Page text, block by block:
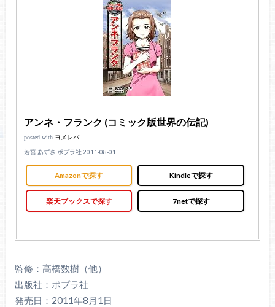
アンネ・フランク (コミック版世界の伝記)
posted with ヨメレバ
若宮 あずさ ポプラ社 2011-08-01
Amazonで探す Kindleで探す
楽天ブックスで探す 7netで探す
監修：高橋数樹（他）
出版社：ポプラ社
発売日：2011年8月1日